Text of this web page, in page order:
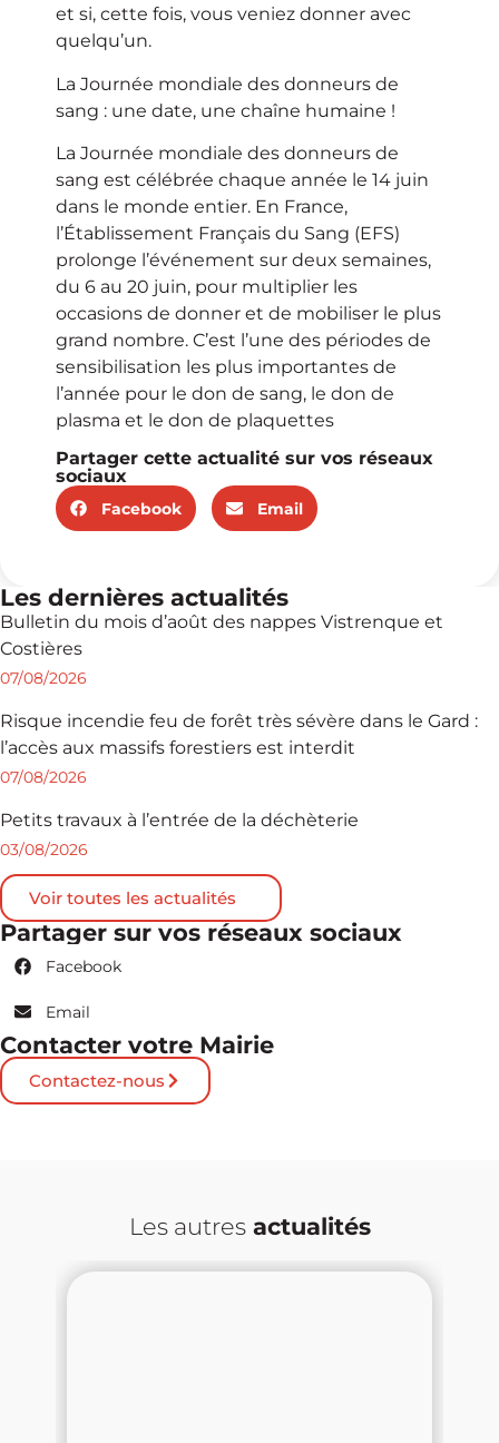
et si, cette fois, vous veniez donner avec
quelqu’un.
La Journée mondiale des donneurs de
sang : une date, une chaîne humaine !
La Journée mondiale des donneurs de
sang est célébrée chaque année le 14 juin
dans le monde entier. En France,
l’Établissement Français du Sang (EFS)
prolonge l’événement sur deux semaines,
du 6 au 20 juin, pour multiplier les
occasions de donner et de mobiliser le plus
grand nombre. C’est l’une des périodes de
sensibilisation les plus importantes de
l’année pour le don de sang, le don de
plasma et le don de plaquettes
Partager cette actualité sur vos réseaux
sociaux
Facebook Email
Les dernières actualités
Bulletin du mois d’août des nappes Vistrenque et
Costières
07/08/2026
Risque incendie feu de forêt très sévère dans le Gard :
l’accès aux massifs forestiers est interdit
07/08/2026
Petits travaux à l’entrée de la déchèterie
03/08/2026
Voir toutes les actualités
Partager sur vos réseaux sociaux
Facebook
Email
Contacter votre Mairie
Contactez-nous
Les autresactualités